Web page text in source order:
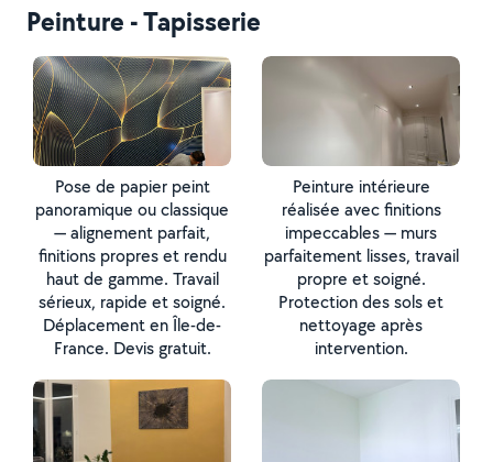
Peinture - Tapisserie
Pose de papier peint
panoramique ou classique
— alignement parfait,
finitions propres et rendu
haut de gamme. Travail
sérieux, rapide et soigné.
Déplacement en Île-de-
France. Devis gratuit.
Peinture intérieure
réalisée avec finitions
impeccables — murs
parfaitement lisses, travail
propre et soigné.
Protection des sols et
nettoyage après
intervention.